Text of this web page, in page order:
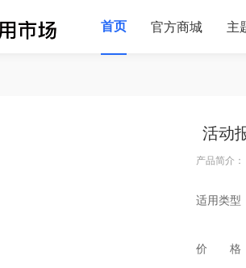
首页 官方商城 主
活动
产品简介
适用类型
价 格